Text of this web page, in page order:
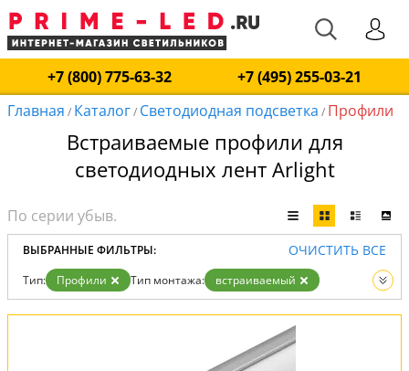
+7 (800) 775-63-32
+7 (495) 255-03-21
Главная / Каталог/ Светодиодная подсветка / Профили
Встраиваемые профили для
светодиодных лент Arlight
ВЫБРАННЫЕ ФИЛЬТРЫ: ОЧИСТИТЬ ВСЕ
Тип: Профили Тип монтажа:
встраиваемый
Вид:
Светодиодная подсветка